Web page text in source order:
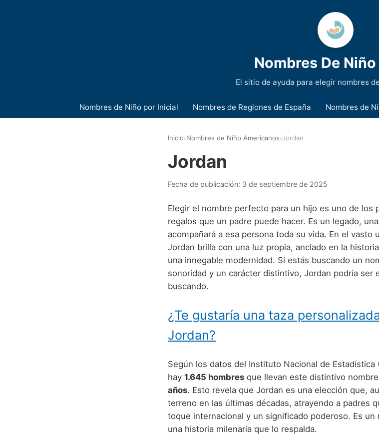
Nombres De
El sitio de ayuda para elegir nombres
Nombres de Niño por Inicial Nombres de Regiones de España Nombres de
Inicio›Nombres de Niño Americanos›Jordan
Jordan
Fecha de publicación: 3 de septiembre de 2025
Elegir el nombre perfecto para un hijo es uno de los
regalos que un padre puede hacer. Es un legado,
acompañará a esa persona toda su vida. En el vasto
Jordan brilla con una luz propia, anclado en la
una innegable modernidad. Si estás buscando un
sonoridad y un carácter distintivo, Jordan podría ser
buscando.
¿Te gustaría una taza
Jordan?
Según los datos del Instituto Nacional de Estadística
hay 1.645 hombres que llevan este distintivo
años. Esto revela que Jordan es una elección que,
terreno en las últimas décadas, atrayendo a padres
toque internacional y un significado poderoso. Es
una historia milenaria que lo respalda.